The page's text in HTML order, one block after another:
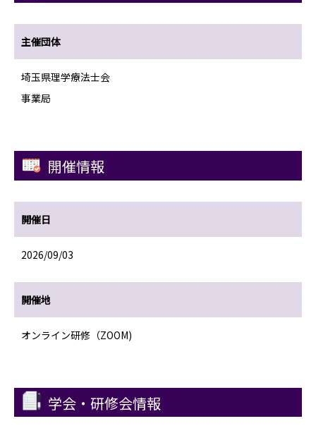
主催団体
埼玉県理学療法士会
事業局
開催情報
開催日
2026/09/03
開催地
オンライン研修（ZOOM)
学会・研修会情報